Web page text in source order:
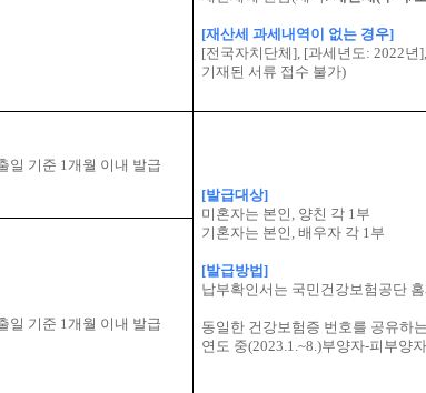
[재산세 과세내역이 없는 경우]
[전국자치단체], [과세년도: 2022년
기재된 서류 접수 불가)
일 기준 1개월 이내 발급
[발급대상]
미혼자는 본인 , 양친 각 1부
기혼자는 본인 , 배우자 각 1부
[발급방법 ]
납부확인서는 국민건강보험공단
동일한 건강보험증 번호를 공유하
연도 중(2023.1.~8.)부양자-피부양
일 기준 1개월 이내 발급